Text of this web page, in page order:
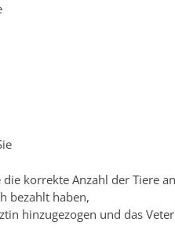
korrekte Anzahl der Tiere
bezahlt haben,
hinzugezogen und das